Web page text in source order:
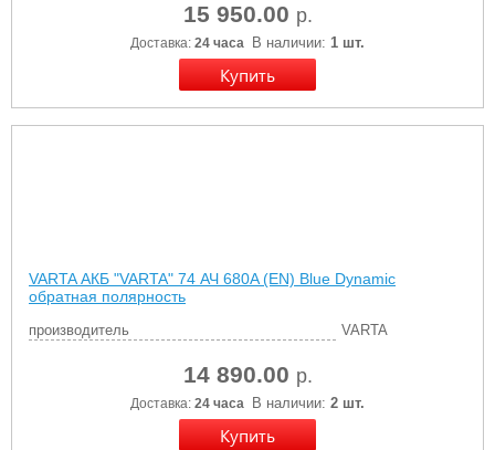
15 950.00 р.
Доставка: 24 часа В наличии: 1 шт.
VARTA АКБ "VARTA" 74 АЧ 680A (EN) Blue Dynamic
обратная полярность
производитель VARTA
14 890.00 р.
Доставка: 24 часа В наличии: 2 шт.